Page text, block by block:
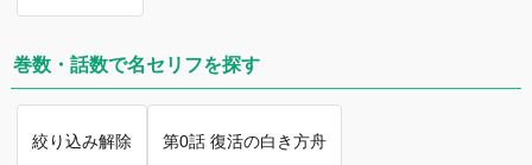
巻数・話数で名セリフを探す
絞り込み解除 第0話 復活の白き方舟